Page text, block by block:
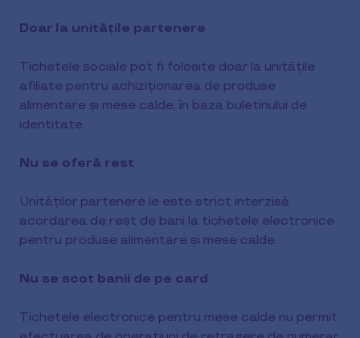
Doar la unitățile partenere
Tichetele sociale pot fi folosite doar la unitățile
afiliate pentru achiziționarea de produse
alimentare și mese calde, în baza buletinului de
identitate.
Nu se oferă rest
Unităților partenere le este strict interzisă
acordarea de rest de bani la tichetele electronice
pentru produse alimentare și mese calde.
Nu se scot banii de pe card
Tichetele electronice pentru mese calde nu permit